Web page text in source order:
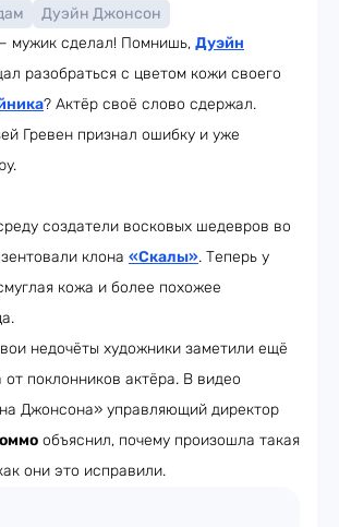
Дуэйн Джонсон
мужик сделал! Помнишь, Дуэйн
разобраться с цветом кожи своего
? Актёр своё слово сдержал.
Гревен признал ошибку и уже
создатели восковых шедевров во
клона «Скалы». Теперь у
кожа и более похожее
недочёты художники заметили ещё
поклонников актёра. В видео
Джонсона» управляющий директор
объяснил, почему произошла такая
они это исправили.